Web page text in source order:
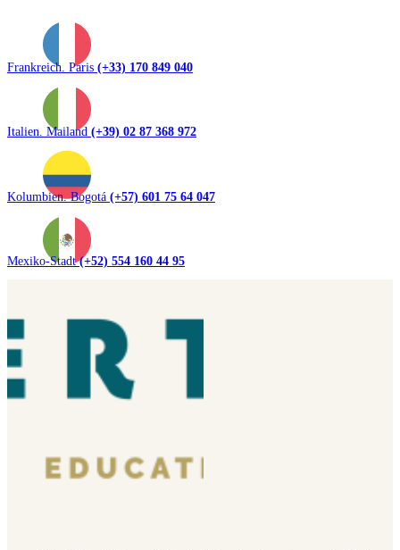
Frankreich. Paris (+33) 170 849 040
Italien. Mailand (+39) 02 87 368 972
Kolumbien. Bogotá (+57) 601 75 64 047
Mexiko-Stadt(+52) 554 160 44 95